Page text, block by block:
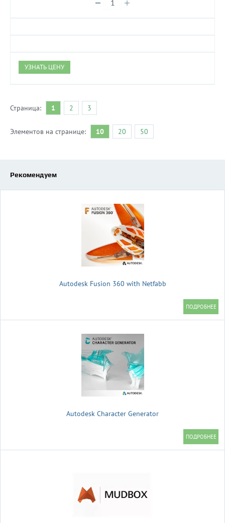
УЗНАТЬ ЦЕНУ
Страница: 1 2 3
Элементов на странице: 10 20 50
Рекомендуем
Autodesk Fusion 360 with Netfabb
Autodesk Character Generator